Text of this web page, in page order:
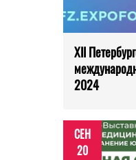
XII
2024
СЕН
20